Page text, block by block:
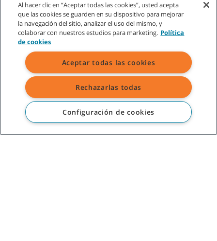
máquinas y productos, y nos proporcionó una experiencia
positiva para el cliente”.
Descargar estudio de caso
SERVICIO DE ATENCIÓN AL CLIENTE
+52-800-01TENMX (0183669)
SOBRE TENNANT
Al hacer clic en “Aceptar todas las cookies”, usted acepta
que las cookies se guarden en su dispositivo para mejorar
la navegación del sitio, analizar el uso del mismo, y
colaborar con nuestros estudios para marketing. Política
de cookies
Aceptar todas las cookies
Rechazarlas todas
Configuración de cookies